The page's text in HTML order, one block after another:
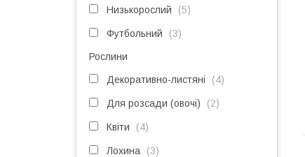
Низькорослий 5
Футбольний 3
Рослини
Декоративно-листяні 4
Для розсади (овочі) 2
Квіти 4
Лохина 3